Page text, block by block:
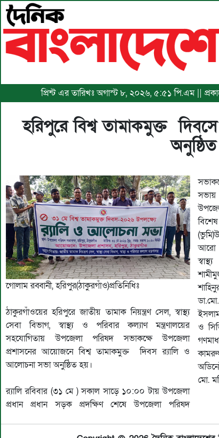
প্রিন্ট এর তারিখঃ অগাস্ট ৮, ২০২৬, ৫:৫১ পি.এম ||
হরিপুরে বিশ্ব তামাকমুক্ত
অনুষ্ঠিত
‎গোলাম রব্বানী, হরিপুর(ঠাকুরগাঁও)প্রতিনিধিঃ
‎ঠাকুরগাঁওয়ের হরিপুরে জাতীয় তামাক নিয়ন্ত্রণ সেল, স্বাস্থ্য
সেবা বিভাগ, স্বাস্থ্য ও পরিবার কল্যাণ মন্ত্রণালয়ের
সহযোগিতায় উপজেলা পরিষদ সভাকক্ষে উপজেলা
প্রশাসনের আয়োজনে বিশ্ব তামাকমুক্ত দিবস র‍্যালি ও
আলোচনা সভা অনুষ্ঠিত হয়।
‎র‍্যালি রবিবার (৩১ মে ) সকাল সাড়ে ১০:০০ টায় উপজেলা
প্রধান প্রধান সড়ক প্রদক্ষিণ শেষে উপজেলা পরিষদ
‎সভায়
‎আরো
ও
মো.